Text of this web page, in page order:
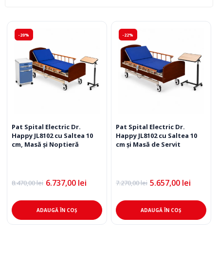
-20%
Pat Spital Electric Dr.
Happy JL8102 cu Saltea 10
cm, Masă și Noptieră
8.470,00lei
Prețul
a
fost:
8.470,00 lei.
6.737,00 lei
Prețul
este:
6.737,00 lei.ADAUGĂ ÎN COȘ
-22%
Pat Spital Electric Dr.
Happy JL8102 cu Saltea 10
cm și Masă de Servit
7.270,00lei
Prețul
a
fost:
7.270,00 lei.
5.657,00 lei
Prețul
este:
5.657,00 lei.ADAUGĂ ÎN COȘ